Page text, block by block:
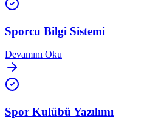
Sporcu Bilgi Sistemi
Devamını Oku
Spor Kulübü Yazılımı